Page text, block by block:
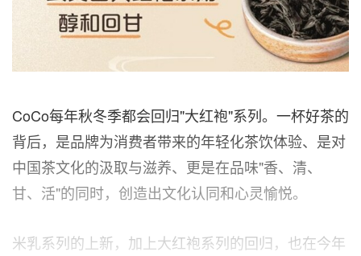
CoCo每年秋冬季都会回归"大红袍"系列。一杯好茶的
背后，是品牌为消费者带来的年轻化茶饮体验、是对
中国茶文化的汲取与滋养、更是在品味"香、清、
甘、活"的同时，创造出文化认同和心灵愉悦。
米乳系列的上新，加上大红袍系列的回归，也在今年